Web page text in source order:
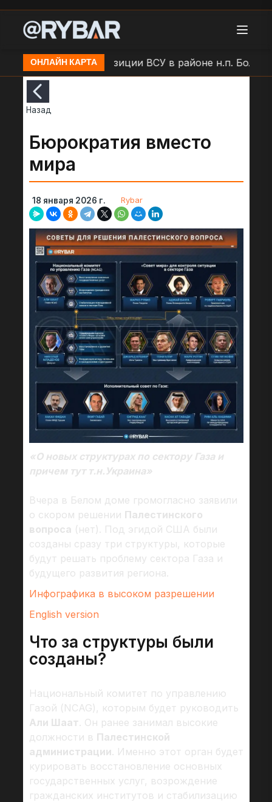
ОНЛАЙН КАРТА
Удар БЛА по позиции ВСУ в районе н.п. Большая
Назад
Бюрократия вместо
мира
18 января 2026 г. Rybar
«О новых структурах по сектору Газа и
причем тут т.н.Украина»
Вчера в Белом доме громогласно заявили
о скором решении Палестинского
вопроса (нет). Под эгидой США были
созданы сразу три структуры, которые
будут решать проблему сектора Газа и
будущего развития региона.
Инфографика в высоком разрешении
English version
Что за структуры были
созданы?
Национальный комитет по управлению
Газой (NCAG), которым будет руководить
Али Шаат. Он ранее занимал высокие
должности в Палестинской
администрации. Именно этот орган будет
курировать восстановление основных
государственных услуг, возрождение
гражданских институтов и стабилизацию